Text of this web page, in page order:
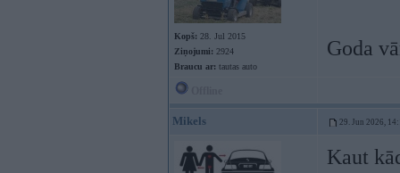
Kopš: 28. Jul 2015
Ziņojumi: 2924
Braucu ar: tautas auto
Goda
Mikels 29. Jun 2026,
Kaut